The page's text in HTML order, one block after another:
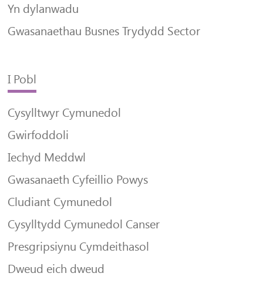
Yn dylanwadu
Gwasanaethau Busnes Trydydd Sector
I Pobl
Cysylltwyr Cymunedol
Gwirfoddoli
Iechyd Meddwl
Gwasanaeth Cyfeillio Powys
Cludiant Cymunedol
Cysylltydd Cymunedol Canser
Presgripsiynu Cymdeithasol
Dweud eich dweud